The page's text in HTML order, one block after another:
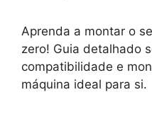
Aprenda a montar o
zero! Guia detalhado
compatibilidade e
máquina ideal para si.